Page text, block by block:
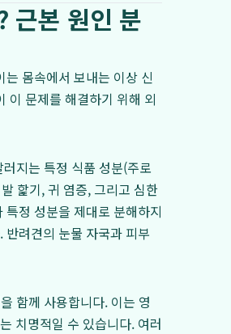
근본 원인 분
몸속에서 보내는 이상 신
이 문제를 해결하기 위해 외
지는 특정 식품 성분(주로
핥기, 귀 염증, 그리고 심한
정 성분을 제대로 분해하지
려견의 눈물 자국과 피부
함께 사용합니다. 이는 영
치명적일 수 있습니다. 여러